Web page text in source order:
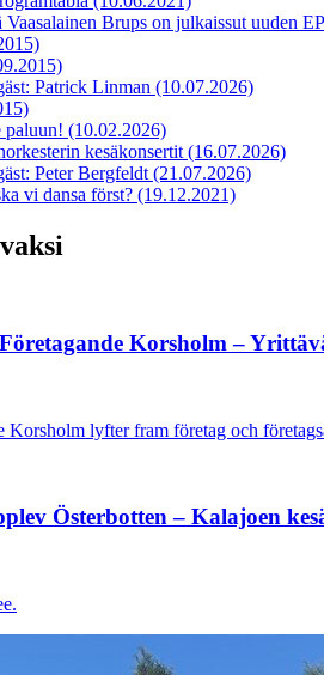
Vaasalainen Brups on julkaissut uuden
Patrick Linman (10.07.2026)
paluun! (10.02.2026)
kesäkonsertit (16.07.2026)
Peter Bergfeldt (21.07.2026)
vi dansa först? (19.12.2021)
Korsholm –
Korsholm lyfter fram företag och
Österbotten – Kalajoen